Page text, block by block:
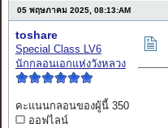
05 พฤษภาคม 2025, 08:13:AM
toshare
Special Class LV6
นักกลอนเอกแห่งวังหลวง
คะแนนกลอนของผู้นี้ 350
ออฟไลน์